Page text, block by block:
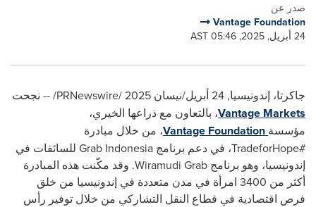
صدر عن
Vantage Foundation
24 أبريل, 2025, 05:46 AST
جاكرتا، إندونيسيا, 24 أبريل/نيسان 2025 /
PRNewswire
/ -- نجحت
Vantage Markets، بالتعاون مع ذراعها الخيري،
مؤسسة Vantage Foundation، من خلال مبادرة
#
TradeforHope، في دعم برنامج Grab Indonesia
للسائقات في
إندونيسيا، وهو برنامج Wiramudi Grab. وقد مكّنت هذه المبادرة
أكثر من 3400 امرأة في مدن متعددة في إندونيسيا من خلق
فرص اقتصادية في قطاع النقل التشاركي من خلال توفير رأس